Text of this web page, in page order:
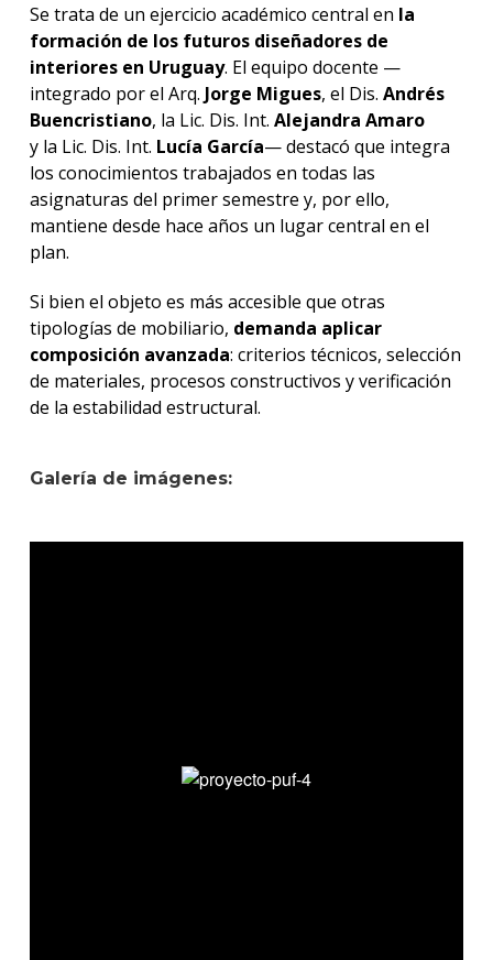
Se trata de un ejercicio académico central en la
formación de los futuros diseñadores de
interiores en Uruguay. El equipo docente —
integrado por el Arq. Jorge Migues, el Dis. Andrés
Buencristiano, la Lic. Dis. Int. Alejandra Amaro
yla Lic. Dis. Int. Lucía García— destacó que integra
los conocimientos trabajados en todas las
asignaturas del primer semestre y, por ello,
mantiene desde hace años un lugar central en el
plan.
Si bien el objeto es más accesible que otras
tipologías de mobiliario, demanda aplicar
composición avanzada: criterios técnicos, selección
de materiales, procesos constructivos y verificación
de la estabilidad estructural.
Galería de imágenes: